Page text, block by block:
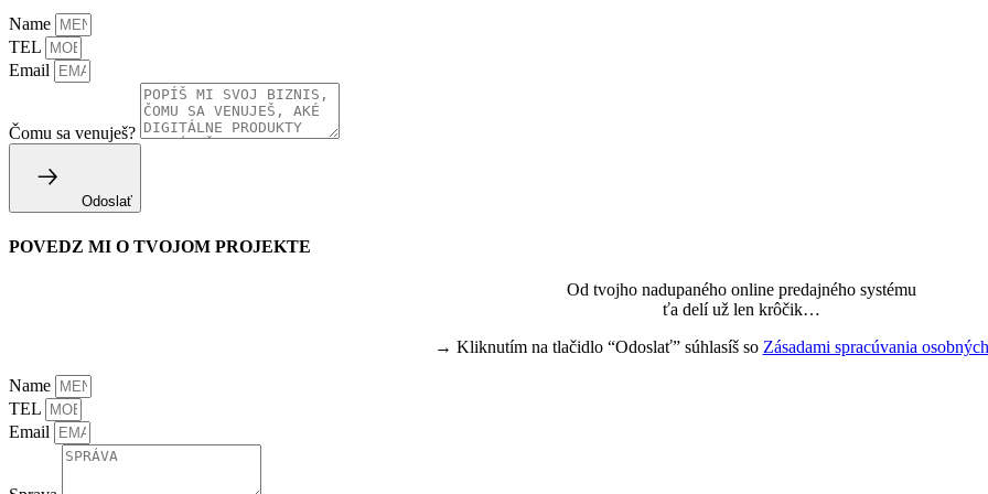
Name
TEL
Email
Čomu sa venuješ?
Odoslať
POVEDZ MI O TVOJOM PROJEKTE
Od tvojho nadupaného online predajného systému
ťa delí už len krôčik…
→ Kliknutím na tlačidlo “Odoslať” súhlasíš so Zásadami spracúvania
Name
TEL
Email